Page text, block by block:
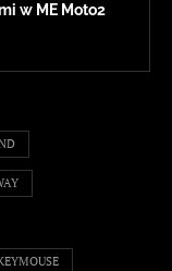
w ME Moto2